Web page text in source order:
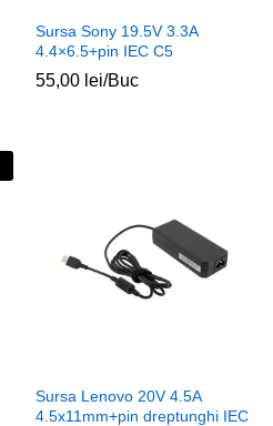
Sursa Sony 19.5V 3.3A
4.4×6.5+pin IEC C5
55,00 lei/Buc
Sursa Lenovo 20V 4.5A
4.5x11mm+pin dreptunghi IEC